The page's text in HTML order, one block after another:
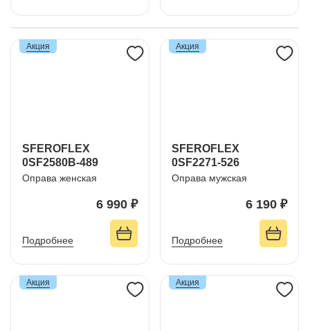
SFEROFLEX
0SF2580B-489
Оправа женская
6 990 ₽
Подробнее
Акция
SFEROFLEX
0SF2271-526
Оправа мужская
6 190 ₽
Подробнее
Акция
Акция Акция